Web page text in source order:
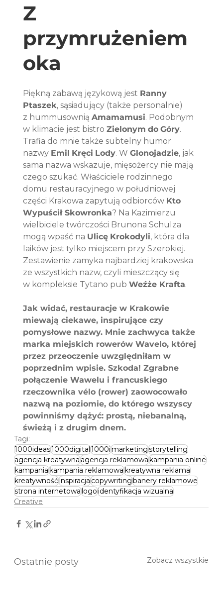
Z
przymrużeniem
oka
Piękną zabawą językową jest Ranny
Ptaszek, sąsiadujący (także personalnie)
z hummusownią Amamamusi. Podobnym
w klimacie jest bistro Zielonym do Góry.
Trafia do mnie także subtelny humor
nazwy Emil Kręci Lody. W Glonojadzie, jak
sama nazwa wskazuje, mięsożercy nie mają
czego szukać. Właściciele rodzinnego
domu restauracyjnego w południowej
części Krakowa zapytują odbiorców Kto
Wypuścił Skowronka? Na Kazimierzu
wielbiciele twórczości Brunona Schulza
mogą wpaść na Ulicę Krokodyli, która dla
laików jest tylko miejscem przy Szerokiej.
Zestawienie zamyka najbardziej krakowska
ze wszystkich nazw, czyli mieszczący się
w kompleksie Tytano pub Weźże Krafta.
Jak widać, restauracje w Krakowie
miewają ciekawe, inspirujące czy
pomysłowe nazwy. Mnie zachwyca także
marka miejskich rowerów Wavelo, której
przez przeoczenie uwzględniłam w
poprzednim wpisie. Szkoda! Zgrabne
połączenie Wawelu i francuskiego
rzeczownika vélo (rower) zaowocowało
nazwą na poziomie, do którego wszyscy
powinniśmy dążyć: prostą, niebanalną,
świeżą i z drugim dnem.
Tagi:
1000ideas1000digital1000imarketingstorytelling
agencja kreatywnaagencja reklamowakampania online
kampaniakampania reklamowakreatywna reklama
kreatywnośćinspiracjacopywritingbanery reklamowe
strona internetowalogoidentyfikacja wizualna
Creative
Ostatnie posty Zobacz wszystkie